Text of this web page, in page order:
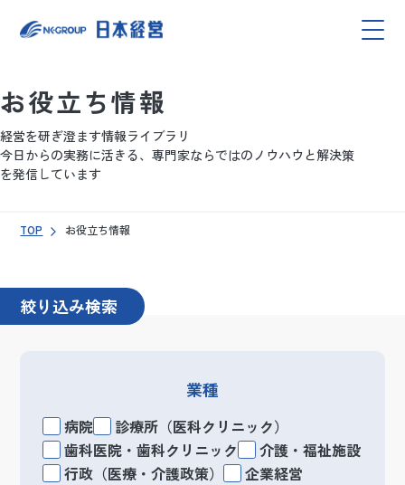
お役立ち情報
経営を研ぎ澄ます情報ライブラリ
今日からの実務に活きる、専門家ならではのノウハウと解決策
を発信しています
TOP お役立ち情報
絞り込み検索
業種
病院
診療所（医科クリニック）
歯科医院・歯科クリニック
介護・福祉施設
行政（医療・介護政策）
企業経営